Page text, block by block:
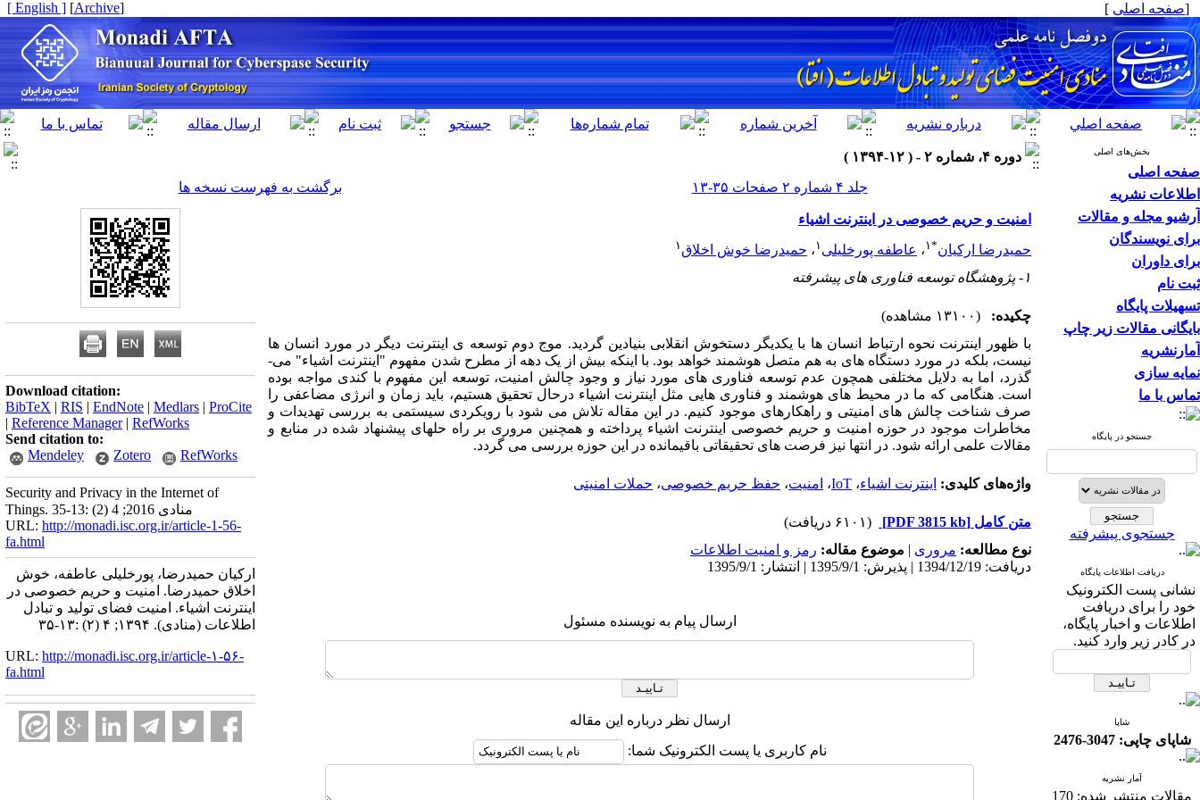
[صفحه اصلی ]
[
Archive
]
[ English ]
بخش‌های اصلی
صفحه اصلی
اطلاعات نشریه
آرشیو مجله و مقالات
برای نویسندگان
برای داوران
ثبت نام
تسهیلات پایگاه
بایگانی مقالات زیر چاپ
آمارنشریه
نمایه سازی
تماس با ما
جستجو در پایگاه
جستجوی پیشرفته
دریافت اطلاعات پایگاه
نشانی پست الکترونیک
خود را برای دریافت
اطلاعات و اخبار پایگاه،
در کادر زیر وارد کنید.
شاپا
شاپای چاپی: 3047-2476
آمار نشریه
مقالات منتشر شده: 170
دوره ۴، شماره ۲ - ( ۱۲-۱۳۹۴ )
جلد ۴ شماره ۲ صفحات ۳۵-۱۳
برگشت به فهرست نسخه ها
امنیت و حریم خصوصی در اینترنت اشیاء
حمیدرضا ارکیان*۱ ، عاطفه پورخلیلی ۱ ، حمیدرضا خوش اخلاق ۱
۱- پژوهشگاه توسعه فناوری های پیشرفته
چکیده:
(۱۳۱۰۰ مشاهده)
با ظهور اینترنت نحوه­ ارتباط انسان­ ها با یکدیگر دستخوش انقلابی بنیادین گردید. موج دوم توسعه­ ی اینترنت دیگر در مورد انسان­ ها
نیست، بلکه در مورد دستگاه­ های به هم متصل هوشمند خواهد بود. با اینکه بیش از یک دهه از مطرح شدن مفهوم "اینترنت اشیاء" می­
گذرد، اما به دلایل مختلفی همچون عدم توسعه فناوری­ های مورد نیاز و وجود چالش امنیت، توسعه این مفهوم با کندی مواجه بوده
است. هنگامی­ که ما در محیط­ های هوشمند و فناوری­ هایی مثل اینترنت اشیاء درحال تحقیق هستیم، باید زمان و انرژی مضاعفی را
صرف شناخت چالش ­های امنیتی و راهکارهای موجود کنیم. در این مقاله تلاش می­ شود با رویکردی سیستمی به بررسی تهدیدات و
مخاطرات موجود در حوزه امنیت و حریم خصوصی اینترنت اشیاء پرداخته و همچنین مروری بر راه­ حل­های پیشنهاد شده در منابع و
مقالات علمی ارائه شود. در انتها نیز فرصت­ های تحقیقاتی باقیمانده در این حوزه بررسی می­ گردد.
واژه‌های کلیدی: اینترنت اشیاء، IoT، امنیت، حفظ حریم خصوصی، حملات امنیتی
متن کامل [PDF 3815 kb]
(۶۱۰۱ دریافت)
نوع مطالعه: مروری | موضوع مقاله: رمز و امنیت اطلاعات
دریافت: 1394/12/19 | پذیرش: 1395/9/1 | انتشار: 1395/9/1
ارسال پیام به نویسنده مسئول
ارسال نظر درباره این مقاله
نام کاربری یا پست الکترونیک شما:
Download citation:
BibTeX | RIS | EndNote | Medlars | ProCite
| Reference Manager| RefWorks
Send citation to:
Mendeley
Zotero RefWorks
Security and Privacy in the Internet of
Things. منادی 2016; 4 (2) :13-35
URL: http://monadi.isc.org.ir/article-1-56-
fa.html
ارکیان حمیدرضا، پورخلیلی عاطفه، خوش
اخلاق حمیدرضا. امنیت و حریم خصوصی در
اینترنت اشیاء. امنیت فضای تولید و تبادل
اطلاعات (منادی). ۱۳۹۴; ۴ (۲) :۱۳-۳۵
URL: http://monadi.isc.org.ir/article-۱-۵۶-
fa.html